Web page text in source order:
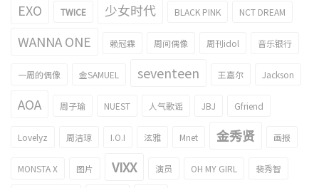
EXO TWICE 少女时代 BLACK PINK NCT DREAM
WANNA ONE 赖冠霖 周间偶像 周刊idol 音乐银行
一周的偶像 金SAMUEL seventeen 王嘉尔 Jackson
AOA 周子瑜 NUEST 人气歌谣 JBJ Gfriend
Lovelyz 周洁琼 I.O.I 泫雅 Mnet 金秀贤 画报
MONSTA X 图片 VIXX 演员 OH MY GIRL 裴秀智